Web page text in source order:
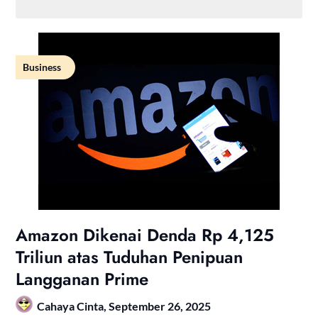
Business
Amazon Dikenai Denda Rp 4,125
Triliun atas Tuduhan Penipuan
Langganan Prime
Cahaya Cinta,September 26, 2025